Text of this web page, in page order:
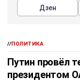
Дзен
//ПОЛИТИКА
Путин провёл
президентом